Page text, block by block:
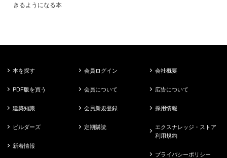
きるようになる本
本を探す
PDF版を買う
建築知識
ビルダーズ
新着情報
会員ログイン
会員について
会員新規登録
定期購読
会社概要
広告について
採用情報
エクスナレッジ・ストア
利用規約
プライバシーポリシー